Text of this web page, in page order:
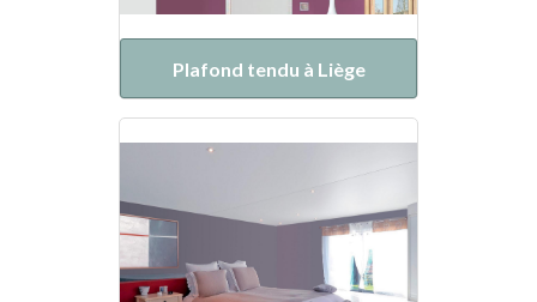
Plafond tendu à Liège